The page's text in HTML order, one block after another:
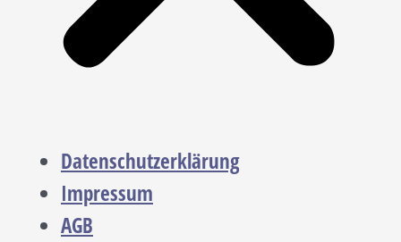
Datenschutzerklärung
Impressum
AGB